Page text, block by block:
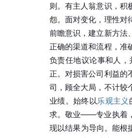
则。有主人翁意识，
怨。面对变化，理性对
前瞻意识，建立新方
正确的渠道和流程，准
负责任地议论事和人
正。对损害公司利益
司，顾全大局，不计较
业绩。始终以 乐观主义
求。敬业——专业执着
现以结果为导向。能根